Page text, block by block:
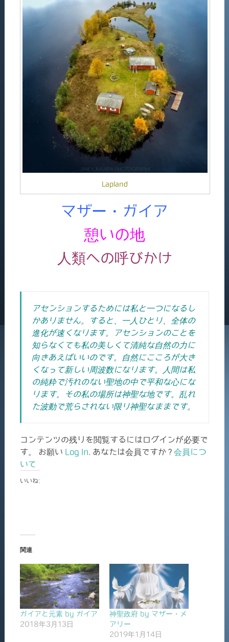
Lapland
マザー・ガイア
憩いの地
人類への呼びかけ
アセンションするためには私と一つになるし
かありません。すると、一人ひとり、全体の
進化が速くなります。アセンションのことを
知らなくても私の美しくて清純な自然の力に
向きあえばいいのです。自然にこころが大き
くなって新しい周波数になります。人間は私
の純粋で汚れのない聖地の中で平和な心にな
ります。その私の場所は神聖な地です。乱れ
た波動で荒らされない限り神聖なままです。
コンテンツの残りを閲覧するにはログインが必要で
す。 お願い Log In . あなたは会員ですか ? 会員につ
いて
いいね:
関連
ガイアと元素 by ガイア
2018年3月13日
神聖政府 by マザー・メ
アリー
2019年1月14日